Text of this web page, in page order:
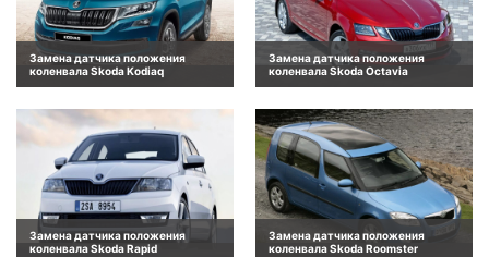
Замена датчика положения
коленвала Skoda Kodiaq
Замена датчика положения
коленвала Skoda Octavia
Замена датчика положения
коленвала Skoda Rapid
Замена датчика положения
коленвала Skoda Roomster